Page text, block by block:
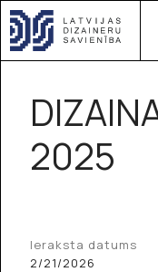
2025
Ieraksta datums
2/21/2026